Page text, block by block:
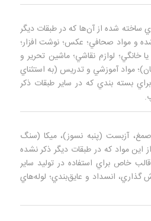
ساخته شده از آن‌ها كه در طبقات ديگر
و مواد صحافي؛ عكس؛ نوشت‌ افزار؛
لوازم نقاشي؛ ماشين تحرير و
مواد آموزشي و تدريس (به استثناي
بسته‌ بندي كه در ساير طبقات ذكر
صمغ، آزبست (پنبه نسوز)، ميكا (سنگ
اين مواد كه در طبقات ديگر ذكر نشده‌
خاص براي استفاده در توليد ساير
گذاري، انسداد و عايق‌بندي؛ لوله‌هاي